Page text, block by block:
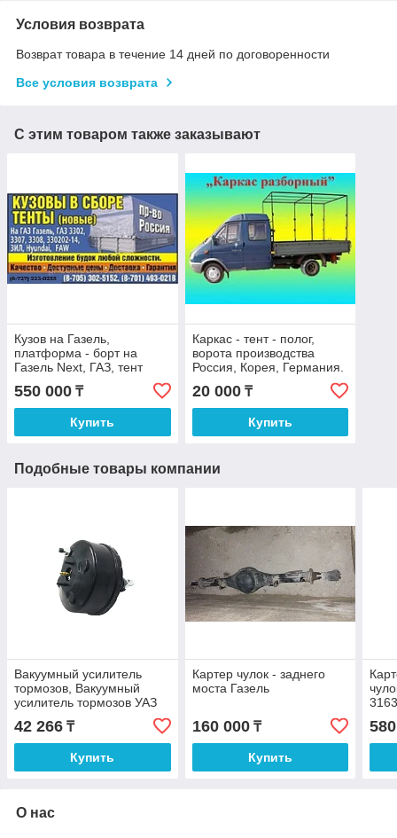
Условия возврата
Возврат товара в течение 14 дней по договоренности
Все условия возврата
С этим товаром также заказывают
Кузов на Газель,
платформа - борт на
Газель Next, ГАЗ, тент
550 000 ₸
Купить
Каркас - тент - полог,
ворота производства
Россия, Корея, Германия.
20 000₸
Купить
Подобные товары компании
Вакуумный усилитель
тормозов, Вакуумный
усилитель тормозов УАЗ
(ПЕКАР)
42 266 ₸
Купить
Картер чулок - заднего
моста Газель
160 000₸
Купить
О нас